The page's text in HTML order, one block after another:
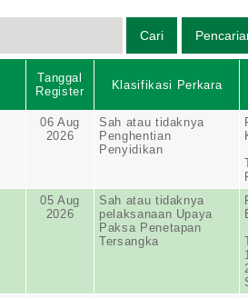
Tanggal
Register
Klasifikasi Perkara
06 Aug
2026
Sah atau tidaknya
Penghentian
Penyidikan
05 Aug
2026
Sah atau tidaknya
pelaksanaan Upaya
Paksa Penetapan
Tersangka